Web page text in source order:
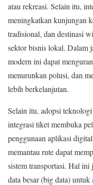
atau rekreasi. Selain itu,
meningkatkan kunjungan
tradisional, dan destinasi
sektor bisnis lokal. Dalam
modern ini dapat
menurunkan polusi, dan
lebih berkelanjutan.
Selain itu, adopsi
integrasi tiket membuka
penggunaan aplikasi
memantau rute dapat
sistem transportasi. Hal
data besar (big data)